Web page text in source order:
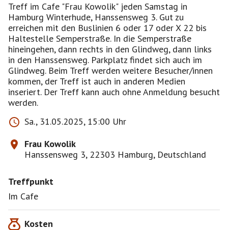
Treff im Cafe "Frau Kowolik" jeden Samstag in
Hamburg Winterhude, Hanssensweg 3. Gut zu
erreichen mit den Buslinien 6 oder 17 oder X 22 bis
Haltestelle Semperstraße. In die Semperstraße
hineingehen, dann rechts in den Glindweg, dann links
in den Hanssensweg. Parkplatz findet sich auch im
Glindweg. Beim Treff werden weitere Besucher/innen
kommen, der Treff ist auch in anderen Medien
inseriert. Der Treff kann auch ohne Anmeldung besucht
werden.
Sa., 31.05.2025, 15:00 Uhr
Frau Kowolik
Hanssensweg 3, 22303 Hamburg, Deutschland
Treffpunkt
Im Cafe
Kosten